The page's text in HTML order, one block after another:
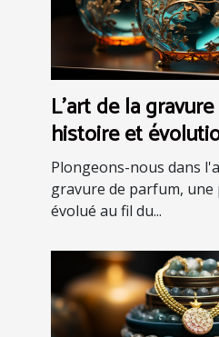
L'art de la
histoire et
Plongeons-nous dans
gravure de parfum, une
évolué au fil du...